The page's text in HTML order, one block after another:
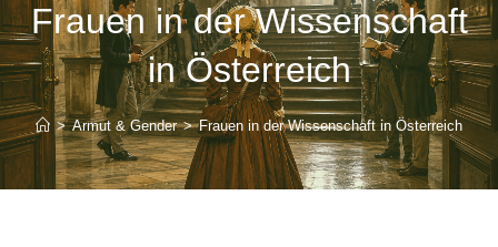
Frauen in der Wissenschaft
in Österreich
> Armut & Gender > Frauen in der Wissenschaft in Österreich